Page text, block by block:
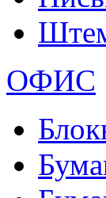
ОФИС